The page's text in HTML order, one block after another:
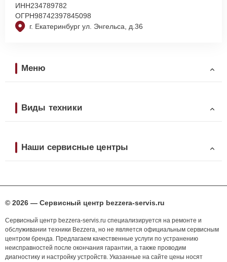
г. Екатеринбург ул. Энгельса, д.36
ИНН234789782
ОГРН98742397845098
Меню
Виды техники
Наши сервисные центры
© 2026 — Сервисный центр bezzera-servis.ru
Сервисный центр bezzera-servis.ru специализируется на ремонте и
обслуживании техники Bezzera, но не является официальным сервисным
центром бренда. Предлагаем качественные услуги по устранению
неисправностей после окончания гарантии, а также проводим
диагностику и настройку устройств. Указанные на сайте цены носят